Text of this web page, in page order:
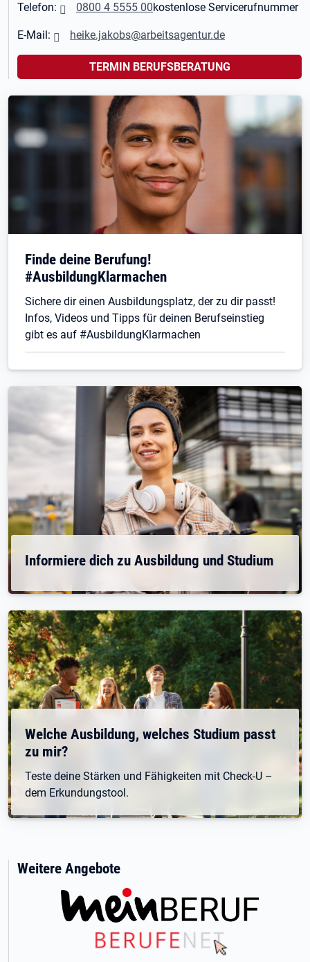
Telefon: 0800 4 5555 00kostenlose Servicerufnummer
E-Mail: heike.jakobs@arbeitsagentur.de
TERMIN BERUFSBERATUNG
Finde deine Berufung!
#AusbildungKlarmachen
Sichere dir einen Ausbildungsplatz, der zu dir passt!
Infos, Videos und Tipps für deinen Berufseinstieg
gibt es auf #AusbildungKlarmachen
Informiere dich zu Ausbildung und Studium
Welche Ausbildung, welches Studium passt
zu mir?
Teste deine Stärken und Fähigkeiten mit Check-U –
dem Erkundungstool.
Weitere Angebote